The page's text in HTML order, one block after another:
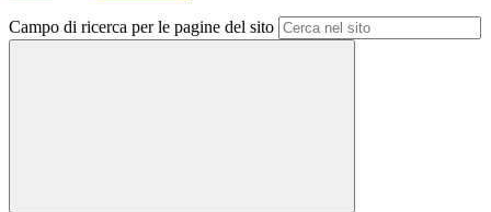
Campo di ricerca per le pagine del sito